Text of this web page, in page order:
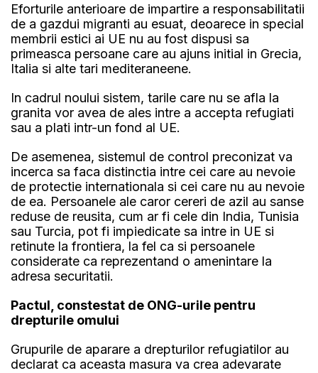
Eforturile anterioare de impartire a responsabilitatii
de a gazdui migranti au esuat, deoarece in special
membrii estici ai UE nu au fost dispusi sa
primeasca persoane care au ajuns initial in Grecia,
Italia si alte tari mediteraneene.
In cadrul noului sistem, tarile care nu se afla la
granita vor avea de ales intre a accepta refugiati
sau a plati intr-un fond al UE.
De asemenea, sistemul de control preconizat va
incerca sa faca distinctia intre cei care au nevoie
de protectie internationala si cei care nu au nevoie
de ea. Persoanele ale caror cereri de azil au sanse
reduse de reusita, cum ar fi cele din India, Tunisia
sau Turcia, pot fi impiedicate sa intre in UE si
retinute la frontiera, la fel ca si persoanele
considerate ca reprezentand o amenintare la
adresa securitatii.
Pactul, constestat de ONG-urile pentru
drepturile omului
Grupurile de aparare a drepturilor refugiatilor au
declarat ca aceasta masura va crea adevarate